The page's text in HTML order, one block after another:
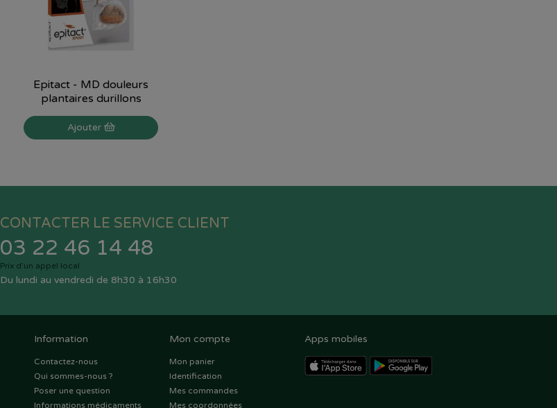
Epitact - MD douleurs
plantaires durillons
Ajouter
CONTACTER LE SERVICE CLIENT
03 22 46 14 48
Prix d’un appel local
Du lundi au vendredi de 8h30 à 16h30
Information
Contactez-nous
Qui sommes-nous ?
Poser une question
Informations médicaments
Mon compte
Mon panier
Identification
Mes commandes
Mes coordonnées
Apps mobiles